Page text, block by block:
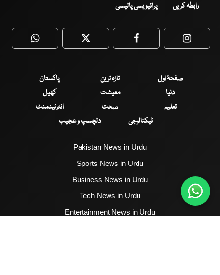
رابطہ کریں پرائیویسی پالیسی
WhatsApp Twitter Facebook
صفحۂ اول تازہ ترین
پاکستان
دنیا
معیشت
کھیل
تعلیم
صحت
انٹرٹینمنٹ
ٹیکنالوجی
دلچسپ و عجیب
Pakistan News in Urdu
Sports News in Urdu
Business News in Urdu
Tech News in Urdu
Entertainment News in Urdu